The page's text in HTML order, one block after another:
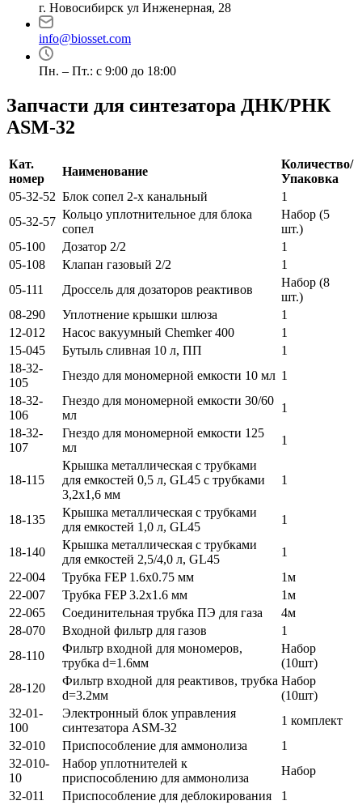
г. Новосибирск ул Инженерная, 28
info@biosset.com
Пн. – Пт.: с 9:00 до 18:00
Запчасти для синтезатора ДНК/РНК
ASM-32
Кат.
номер
Наименование
Количество/
Упаковка
05-32-52 Блок сопел 2-х канальный
1
05-32-57
Кольцо уплотнительное для блока
сопел
Набор (5
шт.)
05-100
Дозатор 2/2
1
05-108
Клапан газовый 2/2
1
05-111
Дроссель для дозаторов реактивов
Набор (8
шт.)
08-290
Уплотнение крышки шлюза
1
12-012
Насос вакуумный Chemker 400
1
15-045
Бутыль сливная 10 л, ПП
1
18-32-
105
Гнездо для мономерной емкости 10 мл 1
18-32-
106
Гнездо для мономерной емкости 30/60
мл
1
18-32-
107
Гнездо для мономерной емкости 125
мл
1
18-115
Крышка металлическая с трубками
для емкостей 0,5 л, GL45 с трубками
3,2х1,6 мм
1
18-135
Крышка металлическая с трубками
для емкостей 1,0 л, GL45
1
18-140
Крышка металлическая с трубками
для емкостей 2,5/4,0 л, GL45
1
22-004
Трубка FEP 1.6x0.75 мм
1м
22-007
Трубка FEP 3.2x1.6 мм
1м
22-065
Соединительная трубка ПЭ для газа
4м
28-070
Входной фильтр для газов
1
28-110
Фильтр входной для мономеров,
трубка d=1.6мм
Набор
(10шт)
28-120
Фильтр входной для реактивов, трубка
d=3.2мм
Набор
(10шт)
32-01-
100
Электронный блок управления
синтезатора ASM-32
1 комплект
32-010
Приспособление для аммонолиза
1
32-010-
10
Набор уплотнителей к
приспособлению для аммонолиза
Набор
32-011
Приспособление для деблокирования
1